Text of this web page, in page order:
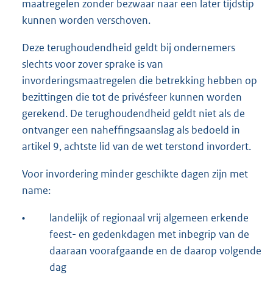
maatregelen zonder bezwaar naar een later tijdstip
kunnen worden verschoven.
Deze terughoudendheid geldt bij ondernemers
slechts voor zover sprake is van
invorderingsmaatregelen die betrekking hebben op
bezittingen die tot de privésfeer kunnen worden
gerekend. De terughoudendheid geldt niet als de
ontvanger een naheffingsaanslag als bedoeld in
artikel 9, achtste lid van de wet terstond invordert.
Voor invordering minder geschikte dagen zijn met
name:
•
landelijk of regionaal vrij algemeen erkende
feest- en gedenkdagen met inbegrip van de
daaraan voorafgaande en de daarop volgende
dag